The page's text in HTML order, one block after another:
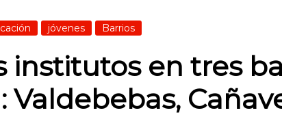
jóvenes Barrios
institutos en tres
Valdebebas,